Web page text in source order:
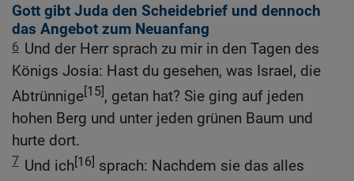
Gott gibt Juda den Scheidebrief und dennoch
das Angebot zum Neuanfang
6 Und der Herr sprach zu mir in den Tagen des
Königs Josia: Hast du gesehen, was Israel, die
Abtrünnige[15], getan hat? Sie ging auf jeden
hohen Berg und unter jeden grünen Baum und
hurte dort.
7 Und ich[16] sprach: Nachdem sie das alles